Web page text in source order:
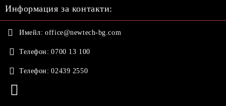
Информация за контакти:
Имейл: office@newtech-bg.com
Телефон: 0700 13 100
Телефон: 02439 2550